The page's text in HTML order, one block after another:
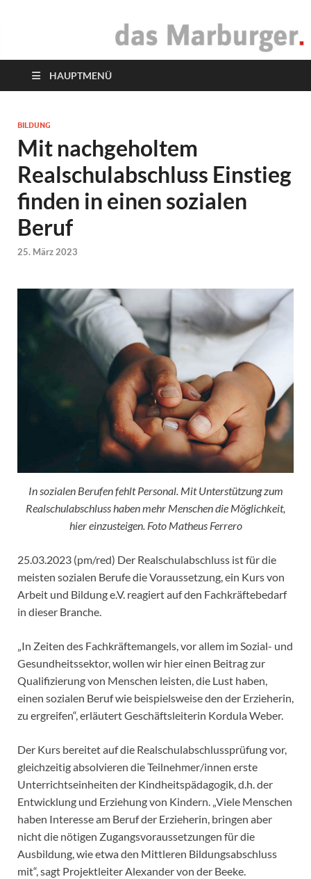
das Marburger.
HAUPTMENÜ
BILDUNG
Mit nachgeholtem
Realschulabschluss Einstieg
finden in einen sozialen
Beruf
25. März 2023
In sozialen Berufen fehlt Personal. Mit Unterstützung zum
Realschulabschluss haben mehr Menschen die Möglichkeit,
hier einzusteigen. Foto Matheus Ferrero
25.03.2023 (pm/red) Der Realschulabschluss ist für die
meisten sozialen Berufe die Voraussetzung, ein Kurs von
Arbeit und Bildung e.V. reagiert auf den Fachkräftebedarf
in dieser Branche.
„In Zeiten des Fachkräftemangels, vor allem im Sozial- und
Gesundheitssektor, wollen wir hier einen Beitrag zur
Qualifizierung von Menschen leisten, die Lust haben,
einen sozialen Beruf wie beispielsweise den der Erzieherin,
zu ergreifen“, erläutert Geschäftsleiterin Kordula Weber.
Der Kurs bereitet auf die Realschulabschlussprüfung vor,
gleichzeitig absolvieren die Teilnehmer/innen erste
Unterrichtseinheiten der Kindheitspädagogik, d.h. der
Entwicklung und Erziehung von Kindern. „Viele Menschen
haben Interesse am Beruf der Erzieherin, bringen aber
nicht die nötigen Zugangsvoraussetzungen für die
Ausbildung, wie etwa den Mittleren Bildungsabschluss
mit“, sagt Projektleiter Alexander von der Beeke.